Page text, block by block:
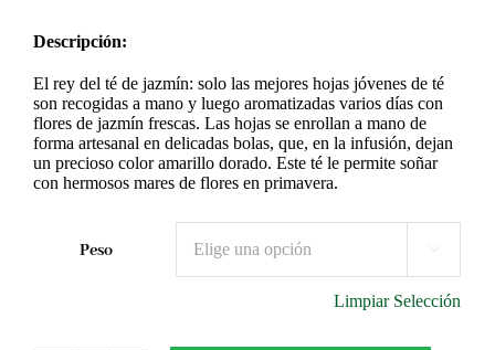
11,70€
hasta
80,10€
Descripción:
El rey del té de jazmín: solo las mejores hojas jóvenes de té
son recogidas a mano y luego aromatizadas varios días con
flores de jazmín frescas. Las hojas se enrollan a mano de
forma artesanal en delicadas bolas, que, en la infusión, dejan
un precioso color amarillo dorado. Este té le permite soñar
con hermosos mares de flores en primavera.
Peso 
Limpiar Selección